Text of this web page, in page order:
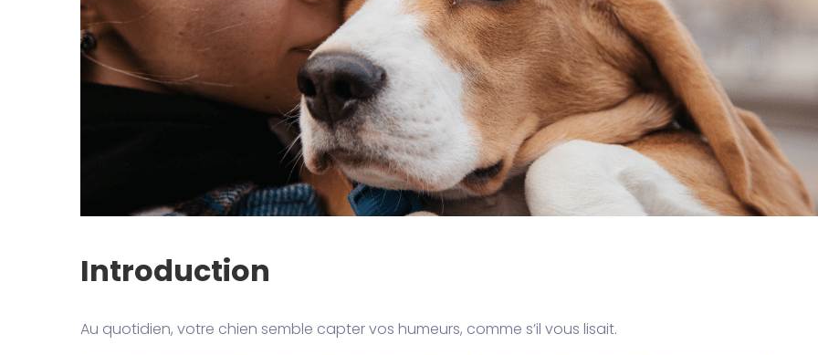
Introduction
Au quotidien, votre chien semble capter vos humeurs, comme s’il vous lisait.